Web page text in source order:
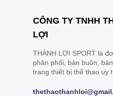
CÔNG TY TNHH
LỢI
THÀNH LỢI SPORT là
phân phối, bán buôn,
trang thiết bị thể thao uy